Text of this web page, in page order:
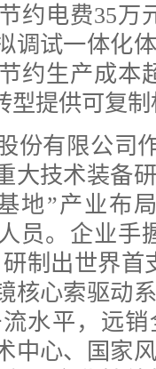
约电费35万
调试一体化
约生产成本
型提供可复
有限公司
大技术装备
地”产业布
员。企业手
制出世界首
核心索驱动
水平，远
中心、国家